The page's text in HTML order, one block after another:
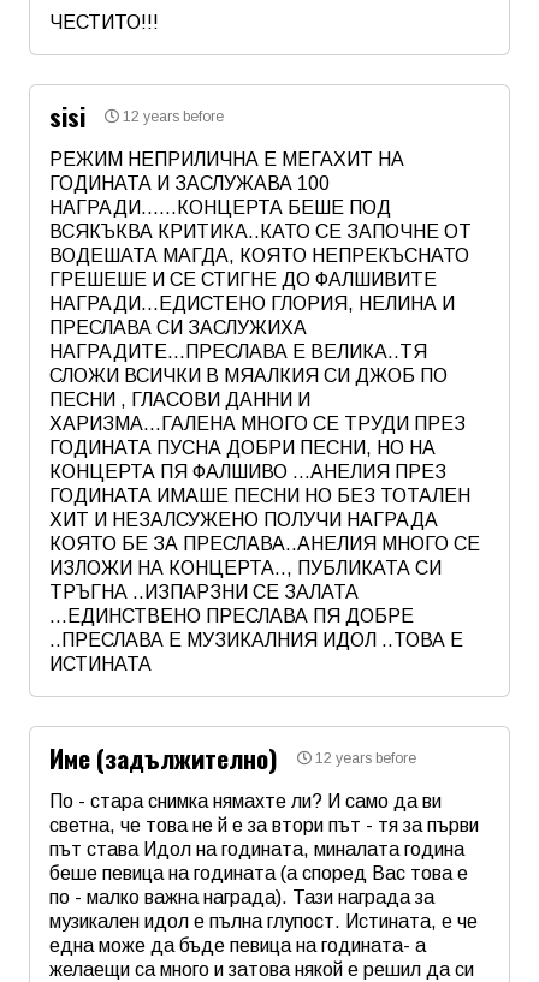
ЧЕСТИТО!!!
Коментар*
sisi 12 years before
РЕЖИМ НЕПРИЛИЧНА Е МЕГАХИТ НА
ГОДИНАТА И ЗАСЛУЖАВА 100
НАГРАДИ......КОНЦЕРТА БЕШЕ ПОД
ВСЯКЪКВА КРИТИКА..КАТО СЕ ЗАПОЧНЕ ОТ
ВОДЕШАТА МАГДА, КОЯТО НЕПРЕКЪСНАТО
ГРЕШЕШЕ И СЕ СТИГНЕ ДО ФАЛШИВИТЕ
НАГРАДИ...ЕДИСТЕНО ГЛОРИЯ, НЕЛИНА И
ПРЕСЛАВА СИ ЗАСЛУЖИХА
НАГРАДИТЕ...ПРЕСЛАВА Е ВЕЛИКА..ТЯ
СЛОЖИ ВСИЧКИ В МЯАЛКИЯ СИ ДЖОБ ПО
ПЕСНИ , ГЛАСОВИ ДАННИ И
ХАРИЗМА...ГАЛЕНА МНОГО СЕ ТРУДИ ПРЕЗ
ГОДИНАТА ПУСНА ДОБРИ ПЕСНИ, НО НА
КОНЦЕРТА ПЯ ФАЛШИВО ...АНЕЛИЯ ПРЕЗ
ГОДИНАТА ИМАШЕ ПЕСНИ НО БЕЗ ТОТАЛЕН
ХИТ И НЕЗАЛСУЖЕНО ПОЛУЧИ НАГРАДА
КОЯТО БЕ ЗА ПРЕСЛАВА..АНЕЛИЯ МНОГО СЕ
ИЗЛОЖИ НА КОНЦЕРТА.., ПУБЛИКАТА СИ
ТРЪГНА ..ИЗПАРЗНИ СЕ ЗАЛАТА
...ЕДИНСТВЕНО ПРЕСЛАВА ПЯ ДОБРЕ
..ПРЕСЛАВА Е МУЗИКАЛНИЯ ИДОЛ ..ТОВА Е
ИСТИНАТА
Коментар*
Име (задължително) 12 years before
По - стара снимка нямахте ли? И само да ви
светна, че това не й е за втори път - тя за първи
път става Идол на годината, миналата година
беше певица на годината (а според Вас това е
по - малко важна награда). Тази награда за
музикален идол е пълна глупост. Истината, е че
една може да бъде певица на годината- а
желаещи са много и затова някой е решил да си